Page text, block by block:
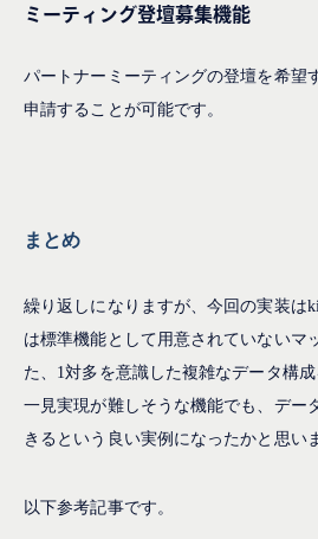
ミーティング登壇募集機能
パートナーミーティングの登壇を希望
申請することが可能です。
まとめ
繰り返しになりますが、今回の実装は
は標準機能として用意されていないマ
た、1対多を意識した複雑なデータ構成
一見実現が難しそうな機能でも、デー
きるという良い実例になったかと思い
以下参考記事です。